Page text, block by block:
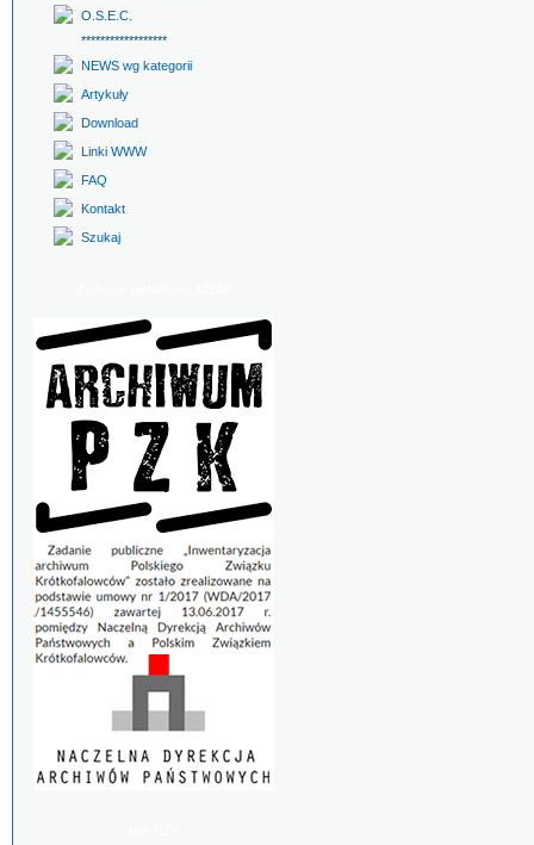
O.S.E.C.
******************
NEWS wg kategorii
Artykuły
Download
Linki WWW
FAQ
Kontakt
Szukaj